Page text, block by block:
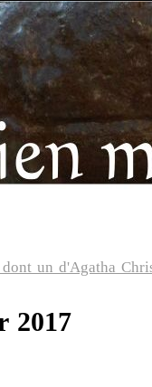
un d'Agatha
2017